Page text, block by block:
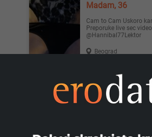
Madam, 36
Cam to Cam Uskoro kanal sa slikkama
Preporuke live sec video
@Hannibal77Lektor
Beograd
Izi, 40
Posto sam ja zena i zelim potpuno